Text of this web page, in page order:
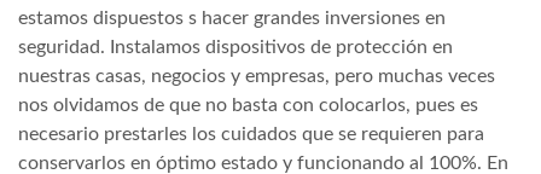
estamos dispuestos s hacer grandes inversiones en
seguridad. Instalamos dispositivos de protección en
nuestras casas, negocios y empresas, pero muchas veces
nos olvidamos de que no basta con colocarlos, pues es
necesario prestarles los cuidados que se requieren para
conservarlos en óptimo estado y funcionando al 100%. En